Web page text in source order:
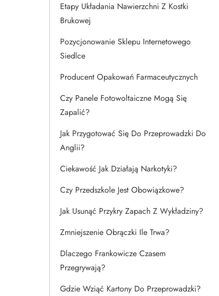
Etapy Układania Nawierzchni Z Kostki
Brukowej
Pozycjonowanie Sklepu Internetowego
Siedlce
Producent Opakowań Farmaceutycznych
Czy Panele Fotowoltaiczne Mogą Się
Zapalić?
Jak Przygotować Się Do Przeprowadzki Do
Anglii?
Ciekawość Jak Działają Narkotyki?
Czy Przedszkole Jest Obowiązkowe?
Jak Usunąć Przykry Zapach Z Wykładziny?
Zmniejszenie Obrączki Ile Trwa?
Dlaczego Frankowicze Czasem
Przegrywają?
Gdzie Wziąć Kartony Do Przeprowadzki?